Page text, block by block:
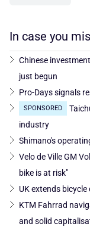
In case you
Chinese
just begun
Pro-Days signals
SPONSORED
industry
Shimano's
Velo de Ville GM
bike is at risk"
UK extends
KTM Fahrrad
and solid